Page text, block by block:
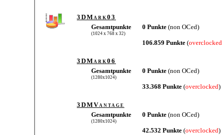
3DMark03
Gesamtpunkte
(1024 x 768 x 32)
0 Punkte (non OCed)
106.859 Punkte (overclocked
3DMark06
Gesamtpunkte
(1280x1024)
0 Punkte (non OCed)
33.368 Punkte (overclocked)
3DMVantage
Gesamtpunkte
(1280x1024)
0 Punkte (non OCed)
42.532 Punkte (overclocked)